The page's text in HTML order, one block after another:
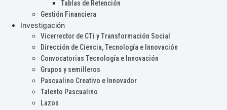
Tablas de Retención
Gestión Financiera
Investigación
Vicerrector de CTi y Transformación Social
Dirección de Ciencia, Tecnología e Innovación
Convocatorias Tecnología e Innovación
Grupos y semilleros
Pascualino Creativo e Innovador
Talento Pascualino
Lazos